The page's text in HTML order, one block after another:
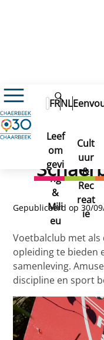
FRNL
Leef
om
gevi
ng
&
Mili
eu
Cult
uur
&
Rec
reat
ie
Cultuur &
Overzicht en gids
FC Kosova
FC
FC
Gepubliceerd op 30/
Voetbalclub met
opleiding te bieden
samenleving.
discipline en sport